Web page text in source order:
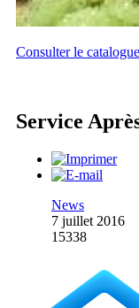
Consulter le catalogue
Service
News
7 juillet 2016
15338